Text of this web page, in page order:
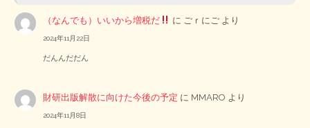
（なんでも）いいから増税だ に ごｒにご より
2024年11月22日
だんんだだん
財研出版解散に向けた今後の予定 に MMARO より
2024年11月8日